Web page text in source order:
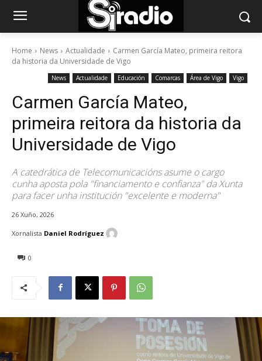
Home News Actualidade
Carmen García Mateo, primeira reitora
da historia da Universidade de Vigo
News Actualidade Educación Comarcas Área de Vigo Vigo
Carmen García Mateo,
primeira reitora da historia da
Universidade de Vigo
A catedrática de Telecomunicacións asume o cargo
cunha aposta pola "financiamento e confianza" da Xunta
para facer unha institución "excelente e moderna"
26 Xuño, 2026
0
Xornalista Daniel Rodríguez